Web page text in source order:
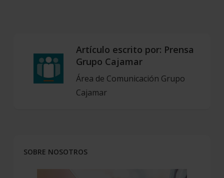
Artículo escrito por: Prensa
Grupo Cajamar
Área de Comunicación Grupo
Cajamar
SOBRE NOSOTROS